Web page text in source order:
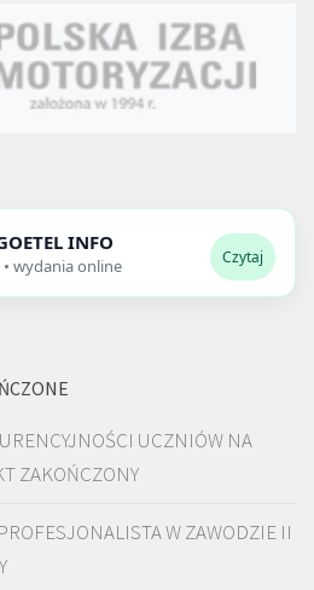
INFO
wydania online Czytaj
UCZNIÓW NA
ZAKOŃCZONY
W ZAWODZIE II